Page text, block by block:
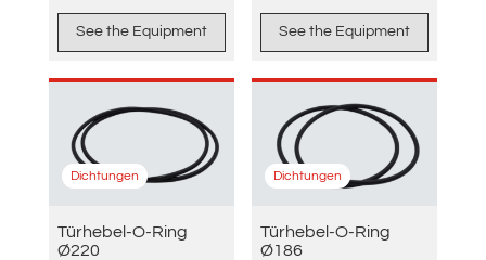
See the Equipment See the Equipment
Dichtungen
Türhebel-O-Ring
Ø220
Dichtungen
Türhebel-O-Ring
Ø186